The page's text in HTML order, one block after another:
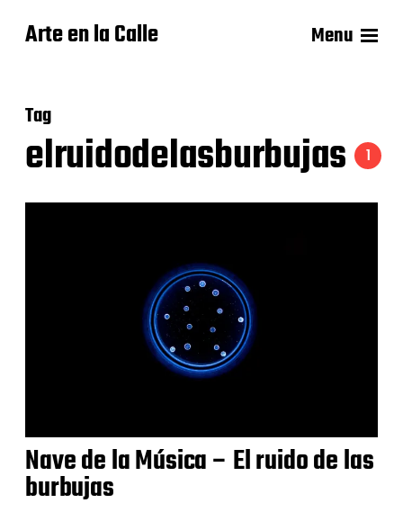
Arte en la Calle Menu
Tag
elruidodelasburbujas 1
Nave de la Música – El ruido de las
burbujas